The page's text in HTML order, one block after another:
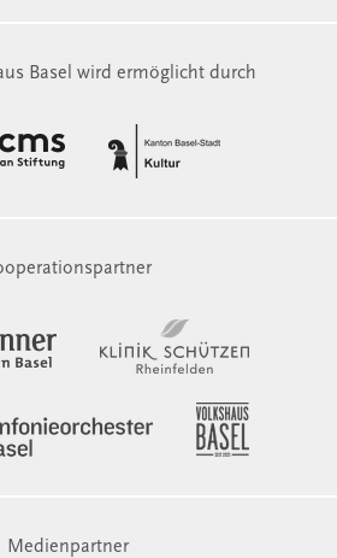
Basel wird ermöglicht durch
Medienpartner